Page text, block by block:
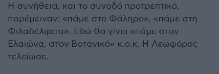
Η συνήθεια, και το συνοδό προτρεπτικό,
παρέμειναν: «πάμε στο Φάληρο», «πάμε στη
Φιλαδέλφεια». Εδώ θα γίνει «πάμε στον
Ελαιώνα, στον Βοτανικό» κ.ο.κ. Η Λεωφόρος
τελείωσε.